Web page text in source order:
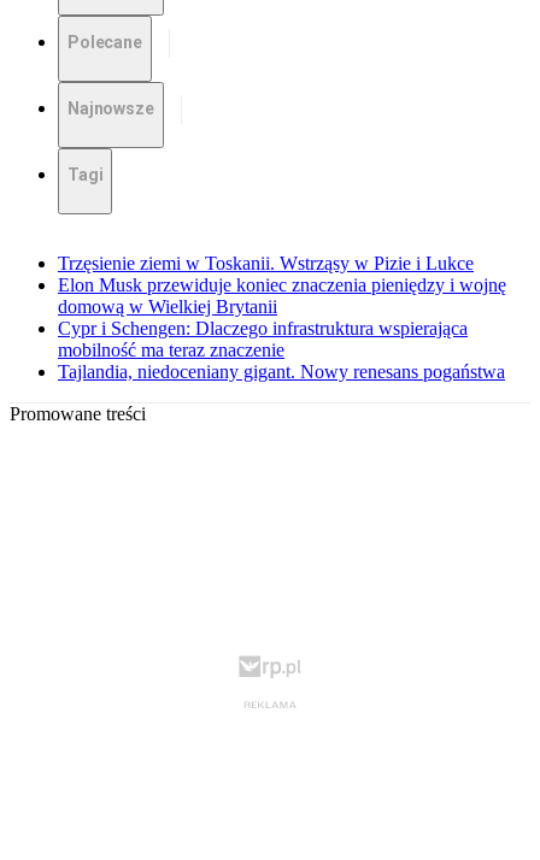
Polecane
Najnowsze
Tagi
Trzęsienie ziemi w Toskanii. Wstrząsy w Pizie i Lukce
Elon Musk przewiduje koniec znaczenia pieniędzy i wojnę
domową w Wielkiej Brytanii
Cypr i Schengen: Dlaczego infrastruktura wspierająca
mobilność ma teraz znaczenie
Tajlandia, niedoceniany gigant. Nowy renesans pogaństwa
Promowane treści